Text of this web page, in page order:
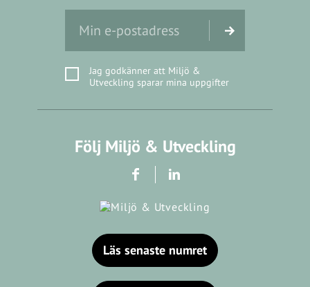
Jag godkänner att Miljö &
Utveckling sparar mina uppgifter
Följ Miljö & Utveckling
Läs senaste numret